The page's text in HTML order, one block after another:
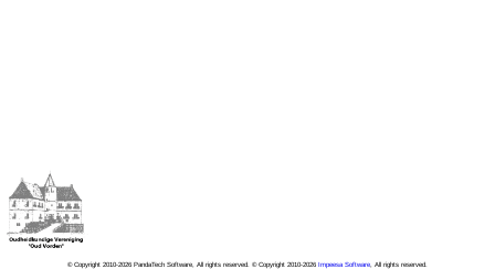
© Copyright 2010-2026 PandaTech Software, All rights reserved. © Copyright 2010-2026 Impeesa Software, All rights reserved.